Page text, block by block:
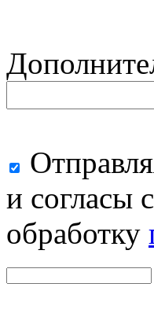
и согласы
обработку